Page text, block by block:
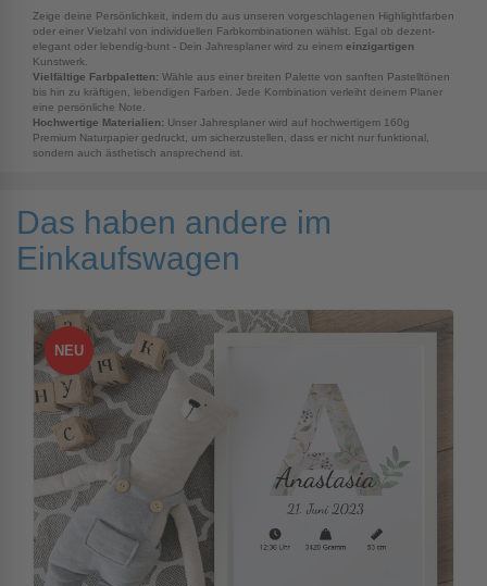
Zeige deine Persönlichkeit, indem du aus unseren vorgeschlagenen Highlightfarben
oder einer Vielzahl von individuellen Farbkombinationen wählst. Egal ob dezent-
elegant oder lebendig-bunt - Dein Jahresplaner wird zu einem einzigartigen
Kunstwerk.
Vielfältige Farbpaletten: Wähle aus einer breiten Palette von sanften Pastelltönen
bis hin zu kräftigen, lebendigen Farben. Jede Kombination verleiht deinem Planer
eine persönliche Note.
Hochwertige Materialien: Unser Jahresplaner wird auf hochwertigem 160g
Premium Naturpapier gedruckt, um sicherzustellen, dass er nicht nur funktional,
sondern auch ästhetisch ansprechend ist.
Das haben andere im
Einkaufswagen
NEU